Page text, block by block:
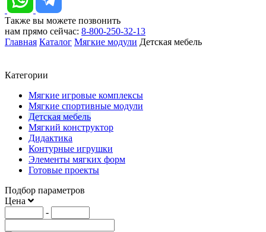
Также вы можете позвонить
нам прямо сейчас: 8-800-250-32-13
Главная Каталог Мягкие модули Детская мебель
Категории
Мягкие игровые комплексы
Мягкие спортивные модули
Детская мебель
Мягкий конструктор
Дидактика
Контурные игрушки
Элементы мягких форм
Готовые проекты
Подбор параметров
Цена
-